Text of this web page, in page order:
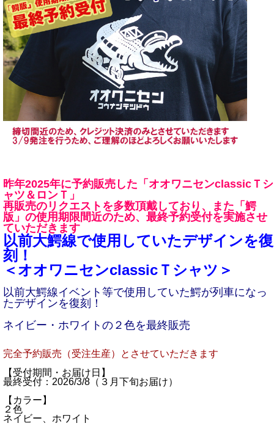
昨年2025年に予約販売した「オオワニセンclassicＴシ
ャツ＆ロンＴ」
再販売のリクエストを多数頂戴しており、また「鰐
版」の使用期限間近のため、最終予約受付を実施させ
ていただきます
以前大鰐線で使用していたデザインを復
刻！
＜オオワニセンclassicＴシャツ＞
以前大鰐線イベント等で使用していた鰐が列車になっ
たデザインを復刻！
ネイビー・ホワイトの２色を最終販売
完全予約販売（受注生産）とさせていただきます
【受付期間・お届け日】
最終受付：2026/3/8（３月下旬お届け）
【カラー】
２色
ネイビー、ホワイト